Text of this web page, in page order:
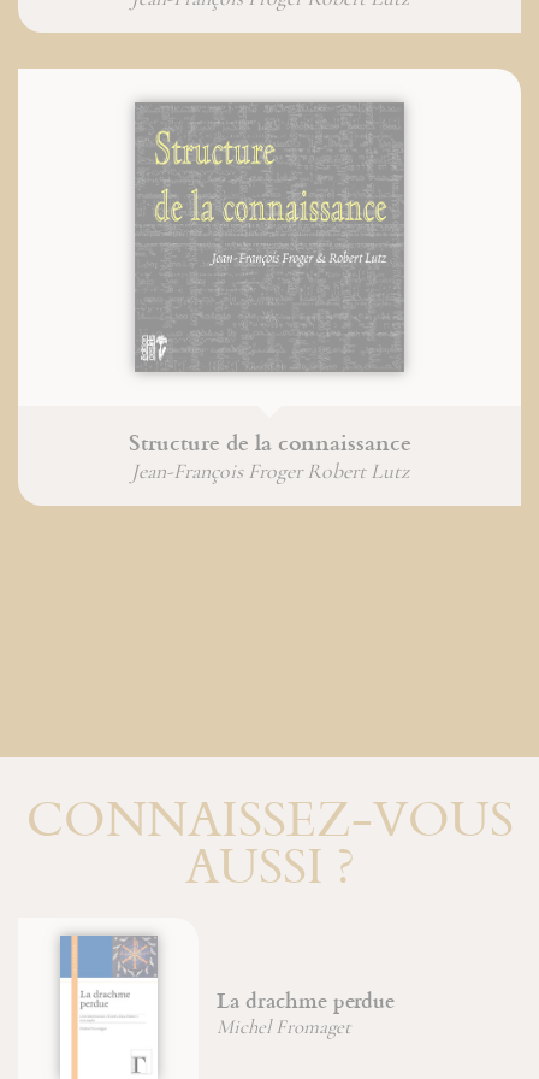
Structure de la connaissance
Jean-François Froger Robert Lutz
CONNAISSEZ-VOUS
AUSSI ?
Les saints Anges
Saint Bonaventure